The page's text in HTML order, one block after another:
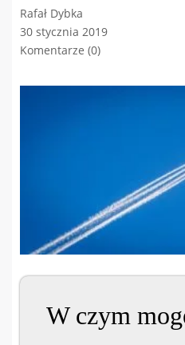
Rafał Dybka
30 stycznia 2019
Komentarze (0)
W czym